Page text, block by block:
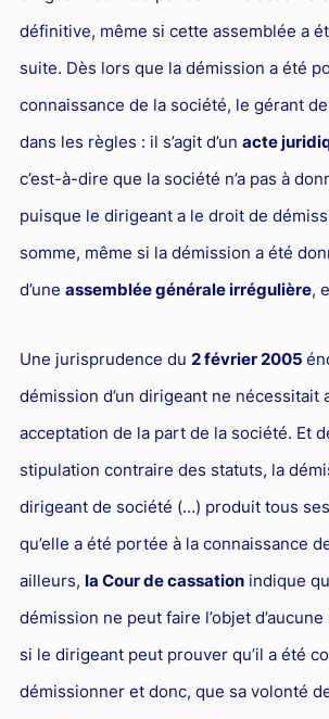
définitive, même si cette assemblée a
suite. Dès lors que la démission a été
connaissance de la société, le gérant
dans les règles : il s’agit d’un acte
c’est-à-dire que la société n’a pas à
puisque le dirigeant a le droit de
somme, même si la démission a été
d’une assemblée générale irrégulière,
Une jurisprudence du 2 février 2005
démission d’un dirigeant ne nécessitait
acceptation de la part de la société. Et
stipulation contraire des statuts, la
dirigeant de société (…) produit tous
qu’elle a été portée à la connaissance
ailleurs, la Cour de cassationindique
démission ne peut faire l’objet
si le dirigeant peut prouver qu’il a été
démissionner et donc, que sa volonté